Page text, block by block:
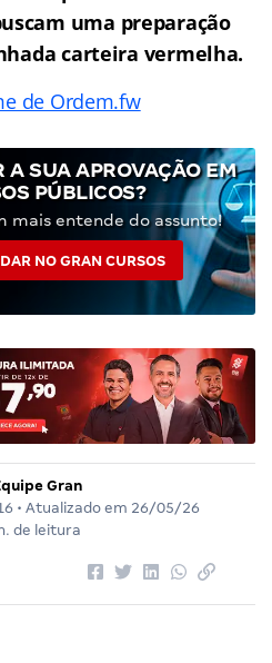
uma preparação
carteira vermelha.
A SUA APROVAÇÃO EM
PÚBLICOS?
mais entende do assunto!
NO GRAN CURSOS
Gran
• Atualizado em 26/05/26
de leitura